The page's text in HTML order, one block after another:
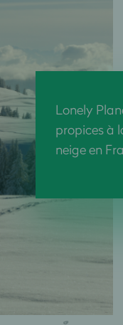
Lonely
propices à
neige en